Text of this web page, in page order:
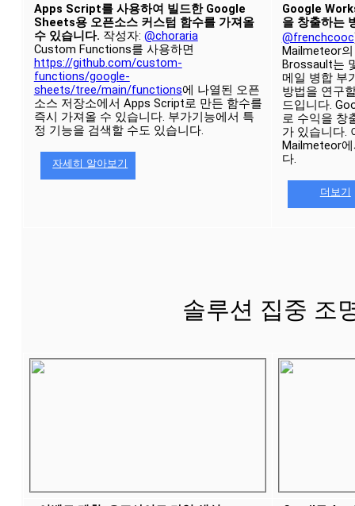
Apps Script를 사용하여 빌드한 Google
Sheets용 오픈소스 커스텀 함수를 가져올
수 있습니다. 작성자: @choraria
https://github.com/custom-
functions/google-
sheets/tree/main/functions에 나열된 오픈
소스 저장소에서 Apps Script로 만든 함수를
즉시 가져올 수 있습니다. 부가기능에서 특
정 기능을 검색할 수도 있습니다.
자세히 알아보기
Google
을 창출하는
@frenchcooc
Mailmeteor
Brossault는
메일 병합 부
방법을 연구
드입니다.
로 수익을 창
가 있습니다.
Mailmeteor
다.
더보기
솔루션 집중 조